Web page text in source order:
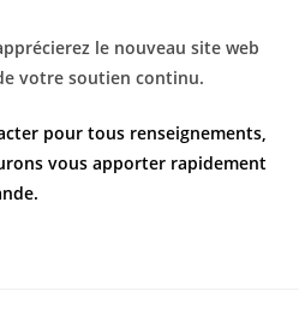
le nouveau site web
votre soutien continu.
pour tous renseignements,
vous apporter rapidement